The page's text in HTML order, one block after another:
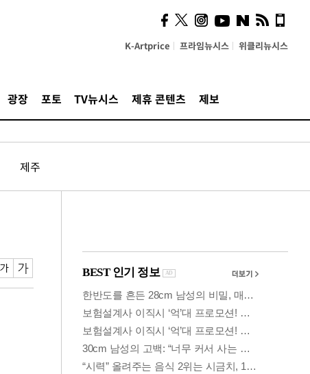
K-Artprice 프라임뉴시스 위클리뉴시스
광장 포토 TV뉴시스 제휴 콘텐츠 제보
제주
시, 스마트폰 액세서리에
NFC 더했다